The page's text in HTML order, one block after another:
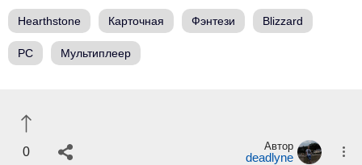
Hearthstone Карточная Фэнтези Blizzard
PC Мультиплеер
0 Автор
deadlyne